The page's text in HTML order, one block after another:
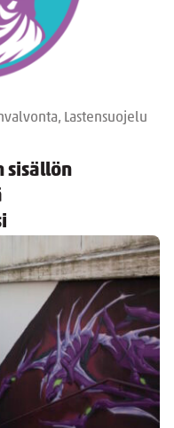
Lastensuojelu
sisällön